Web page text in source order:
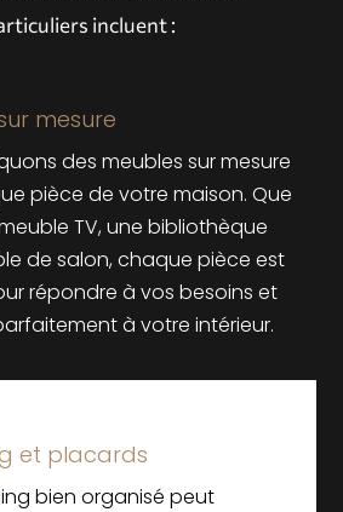
incluent :
mesure
des meubles sur mesure
pièce de votre maison. Que
TV, une bibliothèque
de salon, chaque pièce est
répondre à vos besoins et
à votre intérieur.
et placards
bien organisé peut